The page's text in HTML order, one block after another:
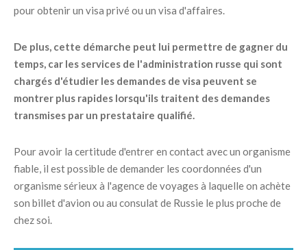
pour obtenir un visa privé ou un visa d'affaires.
De plus, cette démarche peut lui permettre de gagner du
temps, car les services de l'administration russe qui sont
chargés d'étudier les demandes de visa peuvent se
montrer plus rapides lorsqu'ils traitent des demandes
transmises par un prestataire qualifié.
Pour avoir la certitude d'entrer en contact avec un organisme
fiable, il est possible de demander les coordonnées d'un
organisme sérieux à l'agence de voyages à laquelle on achète
son billet d'avion ou au consulat de Russie le plus proche de
chez soi.